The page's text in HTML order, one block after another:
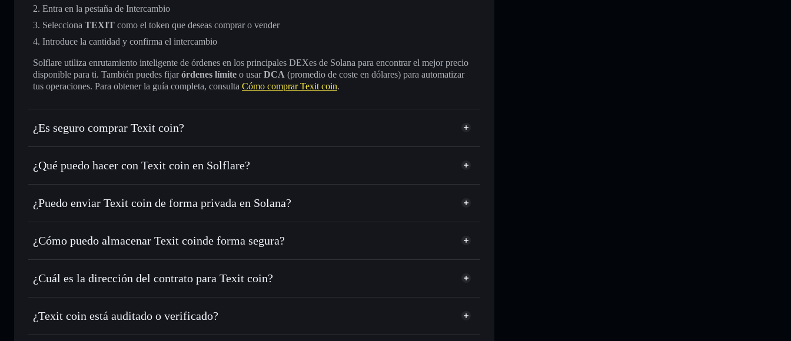
Entra en la pestaña de Intercambio
Selecciona TEXIT como el token que deseas comprar o vender
Introduce la cantidad y confirma el intercambio
Solflare utiliza enrutamiento inteligente de órdenes en los principales DEXes de Solana para encontrar el mejor precio
disponible para ti. También puedes fijarórdenes límite o usarDCA (promedio de coste en dólares) para automatizar
tus operaciones. Para obtener la guía completa, consulta Cómo comprar Texit coin.
¿Es seguro comprar Texit coin?
Texit coin no está verificado
¿Qué puedo hacer con Texit coin en Solflare?
Texit coin
cartera de Solflare
Intercambiar al instante: operar con TEXIT para SOL, USDC o miles de otros tokens de Solana con enrutamiento
Utilizar DCA: promedio de coste en dólares en TEXIT a lo largo del tiempo
Enviar de forma privada: transferir TEXIT sin vincular públicamente las carteras usando el agregador de
privacidad integrado de Solflare
Holdear de forma segura: almacenar TEXIT en una cartera sin custodia donde tú controla tus claves privadas
¿Puedo enviar Texit coin de forma privada en Solana?
agregador de privacidad
¿Cómo puedo almacenar Texit coinde forma segura?
Texit coin cartera sin custodia Solflare
¿Cuál es la dirección del contrato para Texit coin?
Texit coin
Hsv3gjmjDnGsnhwJDy3TXaUM7ZDosvfCR5aQhTAt4cah
cartera Solflare
¿Texit coin está auditado o verificado?
Texit coin no está verificado actualmente